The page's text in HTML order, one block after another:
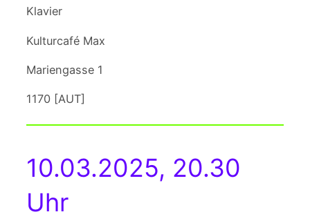
Klavier
Kulturcafé Max
Mariengasse 1
1170 [AUT]
10.03.2025, 20.30
Uhr